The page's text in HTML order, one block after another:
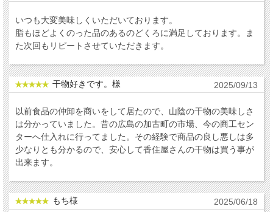
いつも大変美味しくいただいております。
脂もほどよくのった品のあるのどくろに満足しております。ま
た次回もリピートさせていただきます。
干物好きです。様 2025/09/13
以前食品の仲卸を商いをして居たので、山陰の干物の美味しさ
は分かっていました。昔の広島の加古町の市場、今の商工セン
ターへ仕入れに行ってました。その経験で商品の良し悪しは多
少なりとも分かるので、安心して香住屋さんの干物は買う事が
出来ます。
もち様 2025/06/18